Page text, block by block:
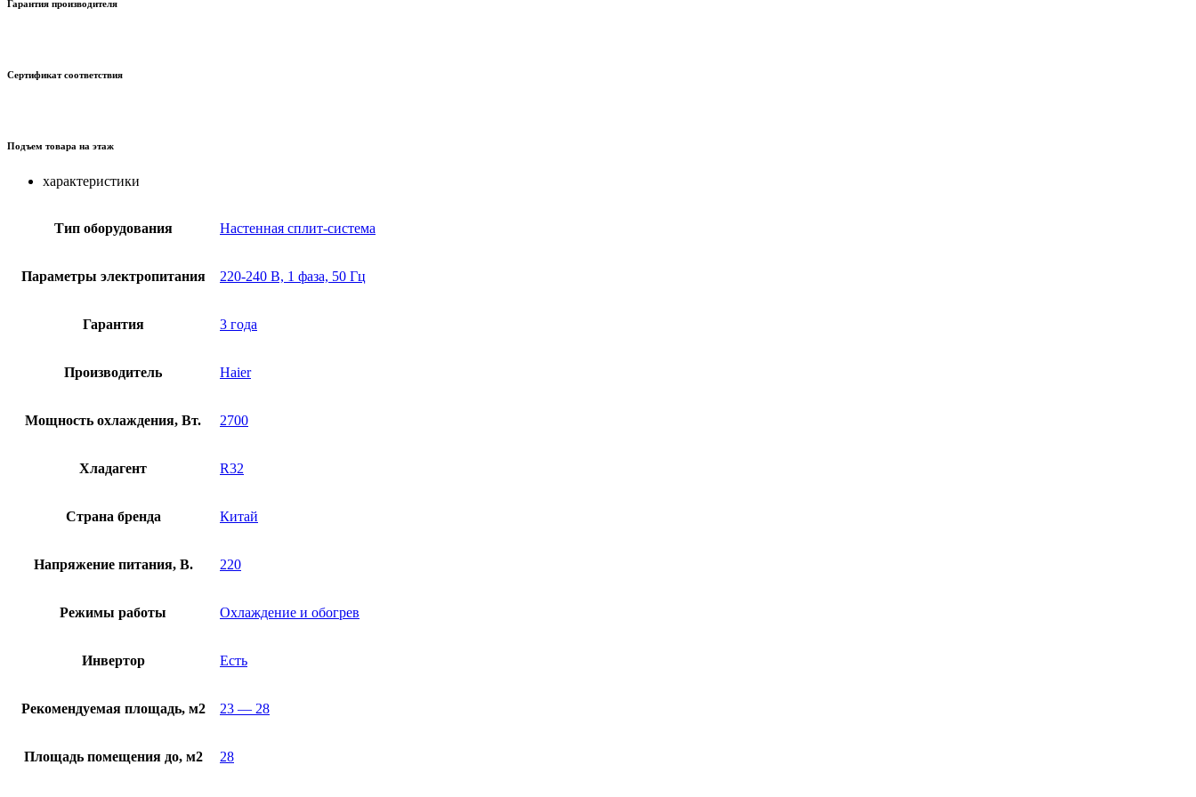
Гарантия производителя
Сертификат соответствия
Подъем товара на этаж
характеристики
Тип оборудования Настенная сплит-система
Параметры электропитания 220-240 В, 1 фаза, 50 Гц
Гарантия 3 года
Производитель Haier
Мощность охлаждения, Вт. 2700
Хладагент R32
Страна бренда Китай
Напряжение питания, В. 220
Режимы работы Охлаждение и обогрев
Инвертор Есть
Рекомендуемая площадь, м2 23 — 28
Площадь помещения до, м2 28